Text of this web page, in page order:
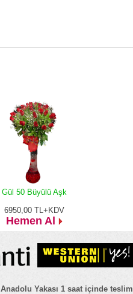
Gül 50 Büyülü Aşk
6950,00 TL+KDV
Hemen Al
Anadolu Yakası 1 saat içinde teslim